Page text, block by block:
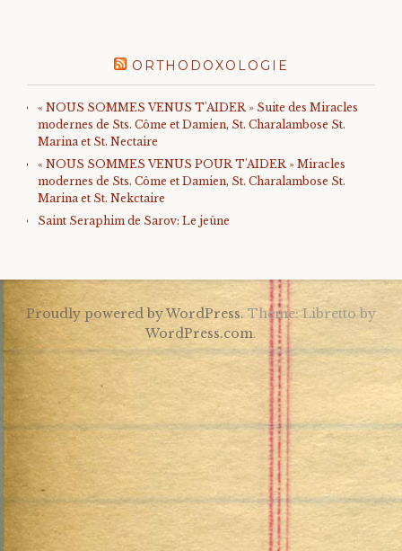
ORTHODOXOLOGIE
« NOUS SOMMES VENUS T'AIDER » Suite des Miracles
modernes de Sts. Côme et Damien, St. Charalambose St.
Marina et St. Nectaire
« NOUS SOMMES VENUS POUR T'AIDER » Miracles
modernes de Sts. Côme et Damien, St. Charalambose St.
Marina et St. Nekctaire
Saint Seraphim de Sarov: Le jeûne
Proudly powered by WordPress. Theme: Libretto by
WordPress.com.